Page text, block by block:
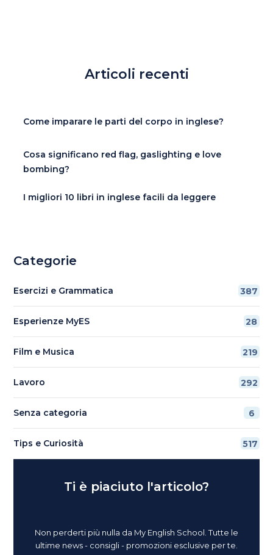
Articoli recenti
Come imparare le parti del corpo in inglese?
Cosa significano red flag, gaslighting e love
bombing?
I migliori 10 libri in inglese facili da leggere
Categorie
Esercizi e Grammatica 387
Esperienze MyES 28
Film e Musica 219
Lavoro 292
Senza categoria 6
Tips e Curiosità 517
Ti è piaciuto l'articolo?
Non perderti più nulla da My English School. Tutte le
ultime news - consigli - promozioni esclusive per te.